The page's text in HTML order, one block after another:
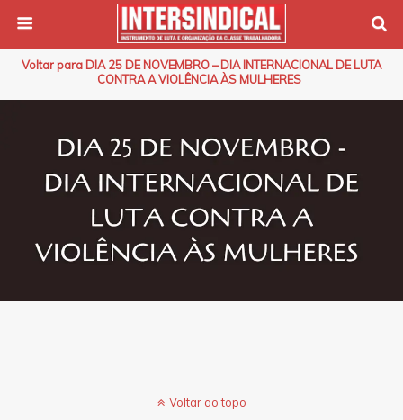
Voltar para DIA 25 DE NOVEMBRO – DIA INTERNACIONAL DE LUTA
CONTRA A VIOLÊNCIA ÀS MULHERES
Voltar ao topo